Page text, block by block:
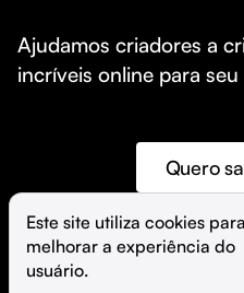
Ajudamos criadores a
incríveis online para
Quero
©️ Hubla Tecnologia Ltda •
Este site utiliza cookies para
melhorar a experiência do
usuário.